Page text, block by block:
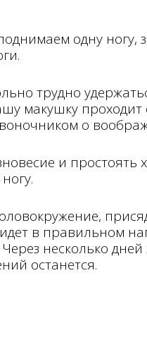
одну
трудно
макушку
о
и
в правильном
несколько
останется.